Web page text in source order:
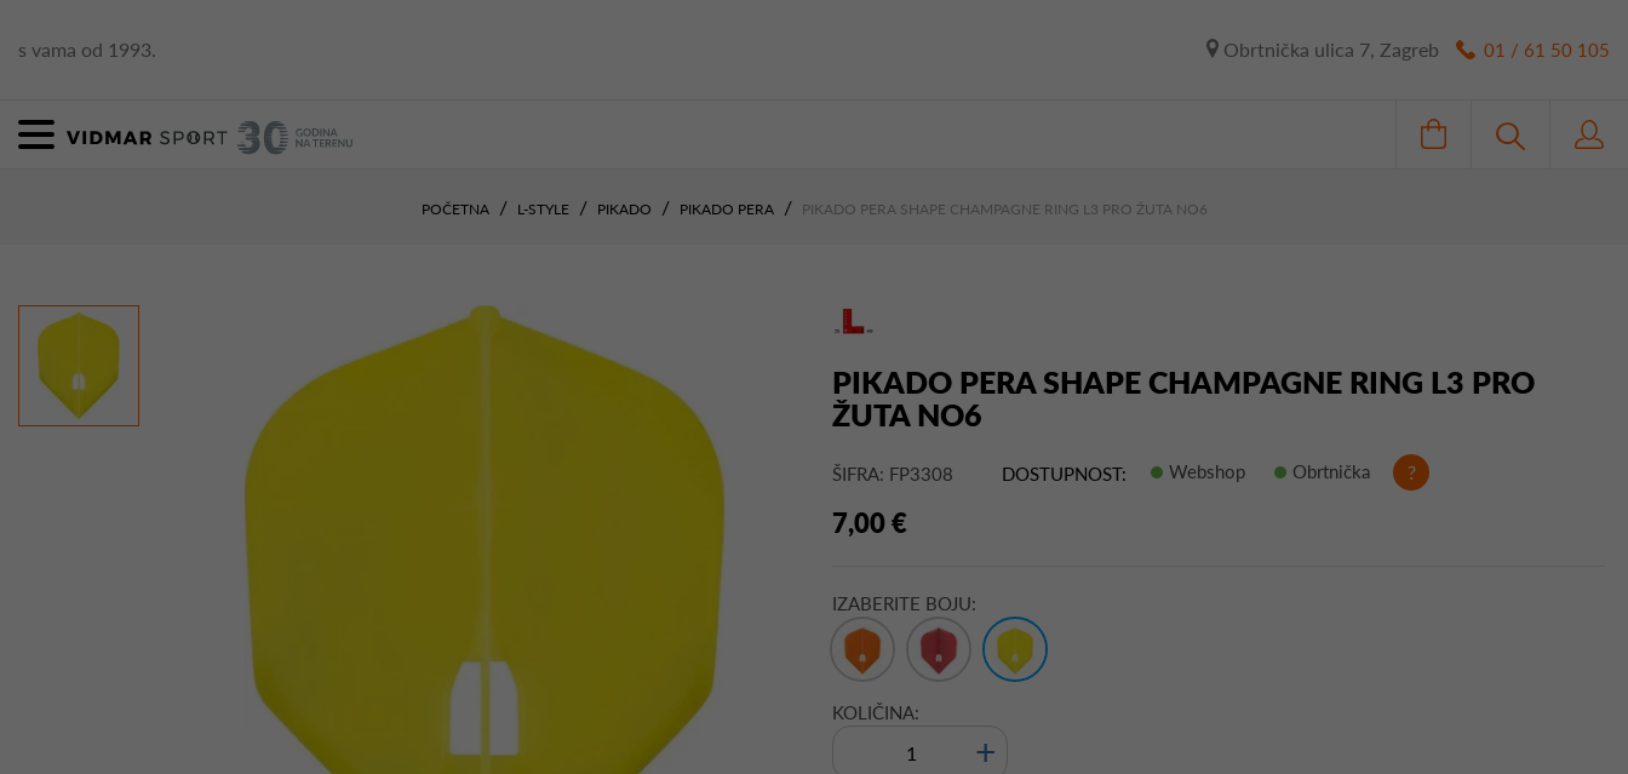
s vama od 1993. Obrtnička ulica 7, Zagreb 01 / 61 50 105
POČETNA L-STYLE PIKADO PIKADO PERA PIKADO PERA SHAPE CHAMPAGNE RING L3 PRO ŽUTA NO6
PIKADO PERA SHAPE CHAMPAGNE RING L3 PRO
ŽUTA NO6
ŠIFRA: FP3308 DOSTUPNOST: Webshop Obrtnička ?
7,00 €
IZABERITE BOJU:
KOLIČINA:
+